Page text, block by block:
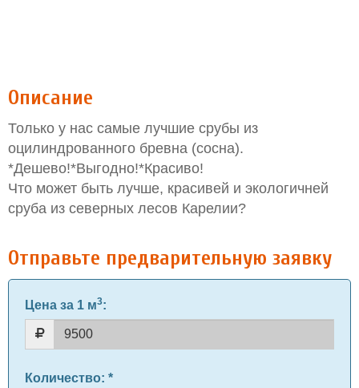
Описание
Только у нас самые лучшие срубы из
оцилиндрованного бревна (сосна).
*Дешево!*Выгодно!*Красиво!
Что может быть лучше, красивей и экологичней
сруба из северных лесов Карелии?
Отправьте предварительную заявку
Цена за 1 м3:
Количество: *